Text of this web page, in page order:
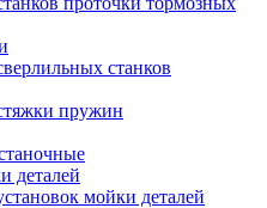
станков
пружин
деталей
мойки деталей